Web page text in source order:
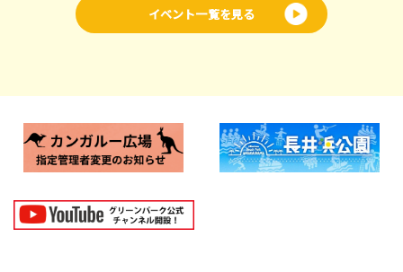
イベント一覧を見る